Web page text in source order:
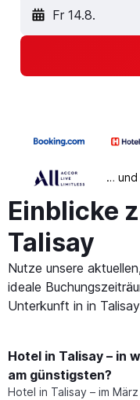
Fr 14.8.
… und
Einblicke
Talisay
Nutze unsere
ideale
Unterkunft in in
Hotel in Talisay – in
am günstigsten?
Hotel in Talisay – im